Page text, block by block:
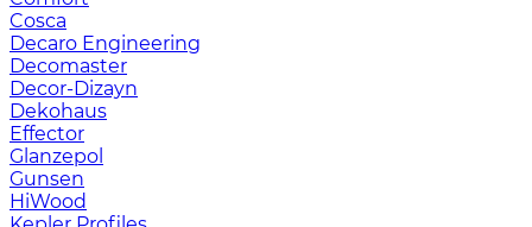
Cosca
Decaro Engineering
Decomaster
Decor-Dizayn
Dekohaus
Effector
Glanzepol
Gunsen
HiWood